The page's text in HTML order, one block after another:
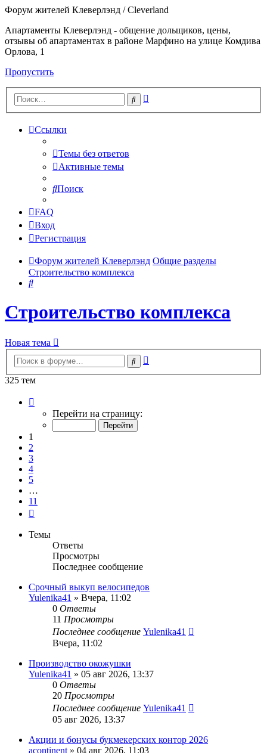
Форум жителей Клеверлэнд / Cleverland
Апартаменты Клеверлэнд - общение дольщиков, цены,
отзывы об апартаментах в районе Марфино на улице Комдива
Орлова, 1
Пропустить
Поиск
Ссылки
Темы без ответов
Активные темы
Поиск
FAQ
Вход
Регистрация
Форум жителей Клеверлэнд Общие разделы
Строительство комплекса
Поиск
Строительство комплекса
Новая тема
Поиск
325 тем
Перейти на страницу:
1
2
3
4
5
…
11
Темы
Ответы
Просмотры
Последнее сообщение
Срочный выкуп велосипедов
Yulenika41 » Вчера, 11:02
0 Ответы
11 Просмотры
Последнее сообщение Yulenika41
Вчера, 11:02
Производство окожушки
Yulenika41 » 05 авг 2026, 13:37
0 Ответы
20 Просмотры
Последнее сообщение Yulenika41
05 авг 2026, 13:37
Акции и бонусы букмекерских контор 2026
acontinent » 04 авг 2026, 11:03